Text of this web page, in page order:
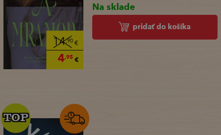
14,90€
4,95€
Na sklade
pridať do košíka
TOP
TOP